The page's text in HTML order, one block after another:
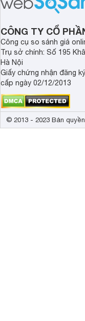
tiếp cận hơn dù mới ra
CÔNG TY CỔ
Công cụ so sánh giá
Trụ sở chính: Số 195
Hà Nội
Giấy chứng nhận đăng
cấp ngày 02/12/2013
© 2013 - 2023 Bản